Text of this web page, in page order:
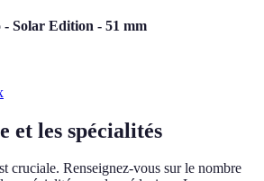
Solar Edition - 51 mm
et les spécialités
cruciale. Renseignez-vous sur le nombre